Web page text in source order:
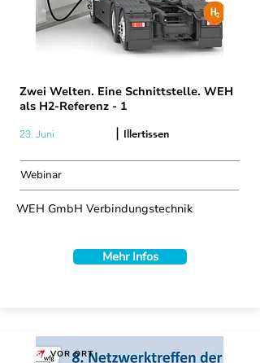
Zwei Welten. Eine Schnittstelle. WEH
als H2-Referenz - 1
23. Juni | Illertissen
Webinar
WEH GmbH Verbindungstechnik
Mehr Infos
VOR ORT